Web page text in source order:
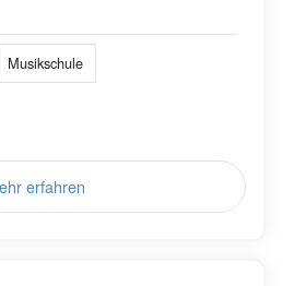
Musikschule
erfahren